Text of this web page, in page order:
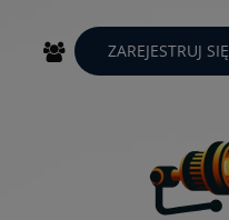
ZAREJESTRUJ SIĘ